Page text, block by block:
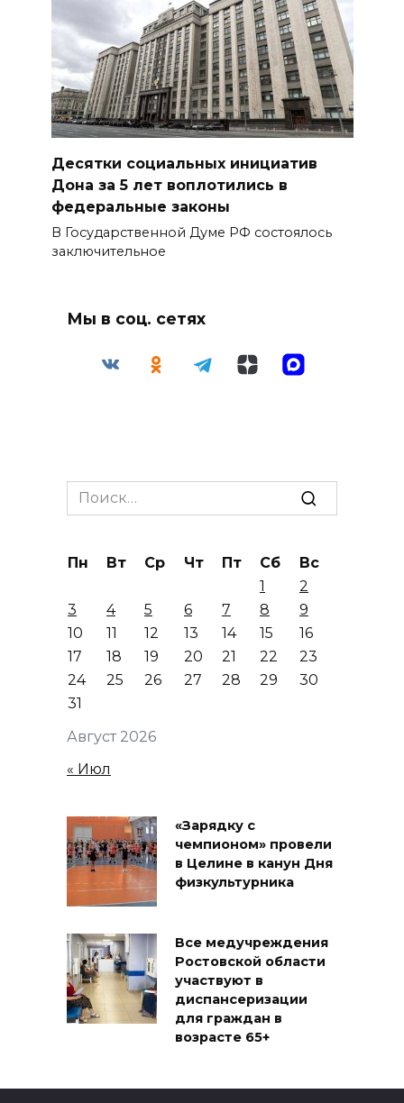
Десятки социальных инициатив
Дона за 5 лет воплотились в
федеральные законы
В Государственной Думе РФ состоялось
заключительное
Мы в соц. сетях
Search
for:
Август 2026
Пн Вт Ср Чт Пт Сб
Вс
1
2
3
4 5 6 7 8
9
10
11 12 13 14 15
16
17
18 19 20 21 22
23
24
25 26 27 28 29
30
31
« Июл
«Зарядку с
чемпионом» провели
в Целине в канун Дня
физкультурника
Все медучреждения
Ростовской области
участвуют в
диспансеризации
для граждан в
возрасте 65+